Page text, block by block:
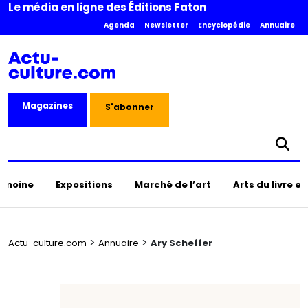
Le média en ligne des Éditions Faton
Agenda Newsletter Encyclopédie Annuaire
Magazines S'abonner
Expositions Marché de l’art Arts du livre
Actu-culture.com > Annuaire > Ary Scheffer